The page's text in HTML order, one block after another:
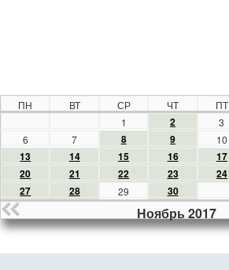
ПН ВТ СР ЧТ ПТ
1
2 3
6 7 8 9 10
13 14 15 16 17
20 21 22 23 24
27 28 29 30
Ноябрь 2017